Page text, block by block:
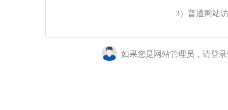
3）普通网站
如果您是网站管理员，请登